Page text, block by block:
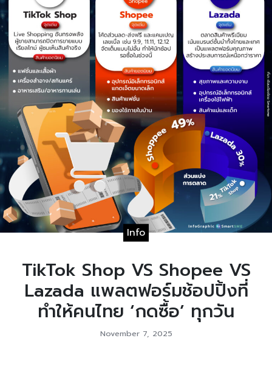
Info
TikTok Shop VS Shopee VS
Lazada แพลตฟอร์มช้อปปิ้งที่
ทำให้คนไทย ‘กดซื้อ’ ทุกวัน
November 7, 2025